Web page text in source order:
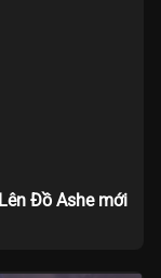
Đồ Ashe mới